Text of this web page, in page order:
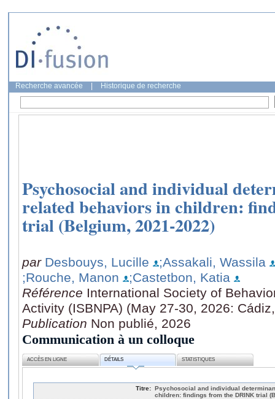
Recherche avancée Historique de recherche
Psychosocial and individual
related behaviors in children:
trial (Belgium, 2021-2022)
par Desbouys, Lucille
;Assakali, Wassila
;Rouche, Manon
;Castetbon, Katia
Référence International Society of
Activity (ISBNPA) (May 27-30, 2026:
Publication Non publié, 2026
Communication à un colloque
ACCÈS EN LIGNE DÉTAILS STATISTIQUES
Titre: Psychosocial and individual
children: findings from the DRINK trial